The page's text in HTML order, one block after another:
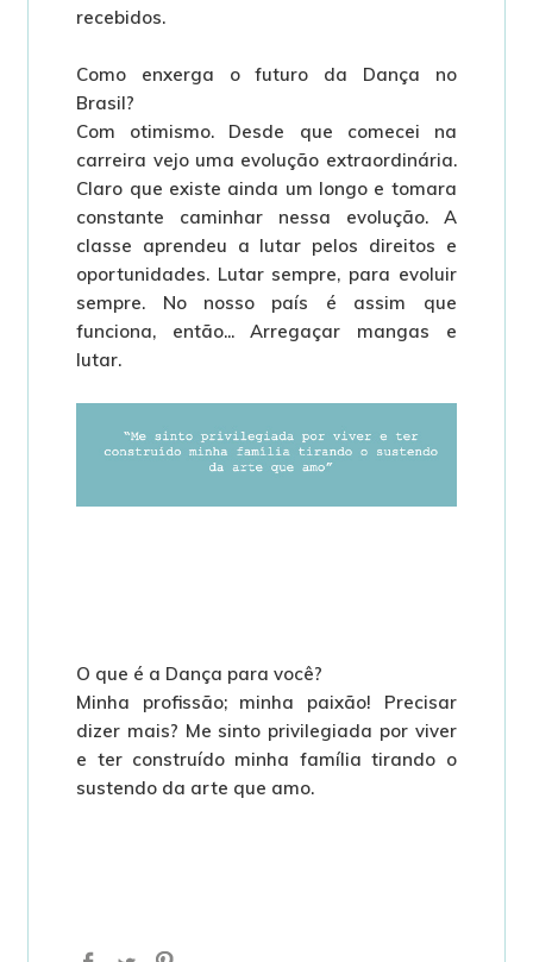
recebidos.
Como enxerga o futuro da Dança no
Brasil?
Com otimismo. Desde que comecei na
carreira vejo uma evolução extraordinária.
Claro que existe ainda um longo e tomara
constante caminhar nessa evolução. A
classe aprendeu a lutar pelos direitos e
oportunidades. Lutar sempre, para evoluir
sempre. No nosso país é assim que
funciona, então... Arregaçar mangas e
lutar.
O que é a Dança para você?
Minha profissão; minha paixão! Precisar
dizer mais? Me sinto privilegiada por viver
e ter construído minha família tirando o
sustendo da arte que amo.